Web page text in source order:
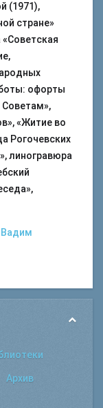
(1971),
стране»
«Советская
офорты
Советам»,
«Житие во
Рогочевских
линогравюра
Вадим
Архив